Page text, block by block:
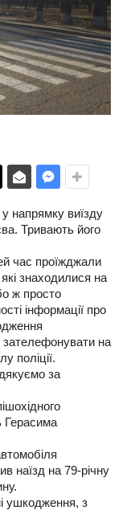
напрямку виїзду
Тривають його
час проїжджали
знаходилися на
ж просто
інформації про
зателефонувати на
поліції.
за
Герасима
наїзд на 79-річну
ушкодження, з